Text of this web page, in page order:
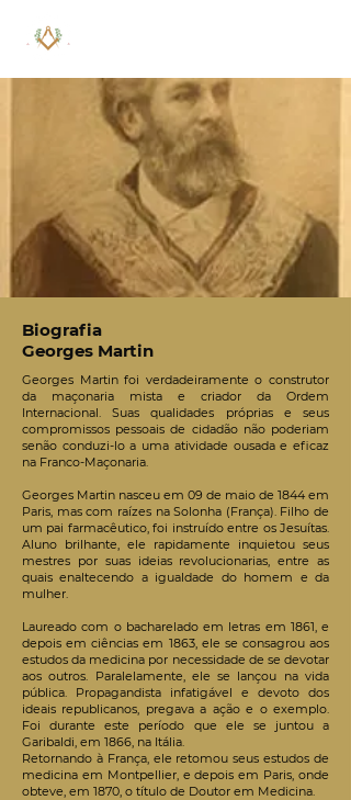
Biografia
Georges Martin
Georges Martin foi verdadeiramente o construtor
da maçonaria mista e criador da Ordem
Internacional. Suas qualidades próprias e seus
compromissos pessoais de cidadão não poderiam
senão conduzi-lo a uma atividade ousada e eficaz
na Franco-Maçonaria.
Georges Martin nasceu em 09 de maio de 1844 em
Paris, mas com raízes na Solonha (França). Filho de
um pai farmacêutico, foi instruído entre os Jesuítas.
Aluno brilhante, ele rapidamente inquietou seus
mestres por suas ideias revolucionarias, entre as
quais enaltecendo a igualdade do homem e da
mulher.
Laureado com o bacharelado em letras em 1861, e
depois em ciências em 1863, ele se consagrou aos
estudos da medicina por necessidade de se devotar
aos outros. Paralelamente, ele se lançou na vida
pública. Propagandista infatigável e devoto dos
ideais republicanos, pregava a ação e o exemplo.
Foi durante este período que ele se juntou a
Garibaldi, em 1866, na Itália.
Retornando à França, ele retomou seus estudos de
medicina em Montpellier, e depois em Paris, onde
obteve, em 1870, o título de Doutor em Medicina.